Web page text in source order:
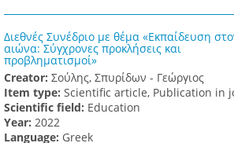
Διεθνές Συνέδριο με θέμα «Εκπαίδευση
αιώνα: Σύγχρονες προκλήσεις και
προβληματισμοί»
Creator: Σούλης, Σπυρίδων - Γεώργιος
Item type: Scientific article, Publication in
Scientific field: Education
Υear: 2022
Language: Greek